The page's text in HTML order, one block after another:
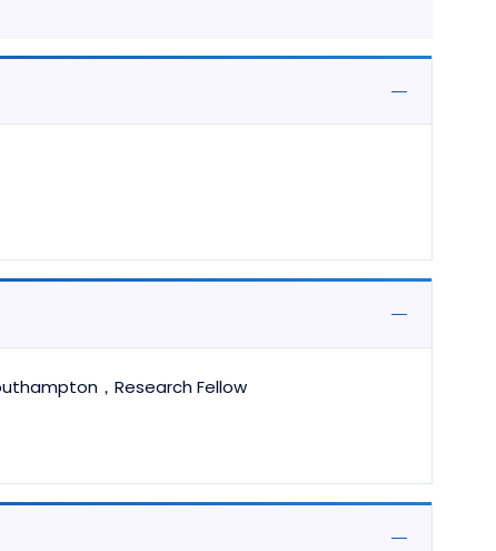
，Research Fellow